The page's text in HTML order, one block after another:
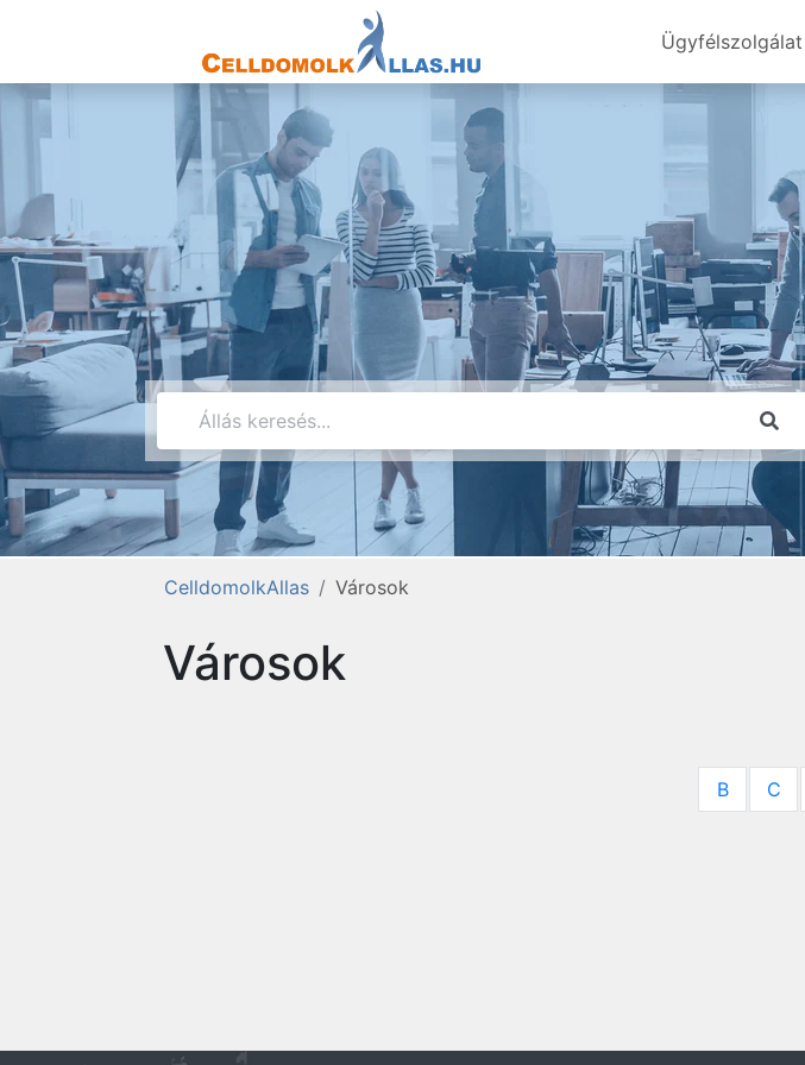
Ügyfélszolgálat
CelldomolkAllas Városok
Városok
B C